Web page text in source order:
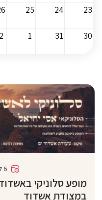
23
24
25
30
31
1
2
6 לאוגוסט, 2026
מופע סלוניקי
במצודת אשדוד